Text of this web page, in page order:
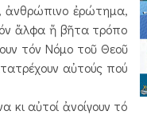
ἀνθρώπινο ἐρώτημα,
ἄλφα ἤ βῆτα τρόπο
τόν Νόμο τοῦ Θεοῦ
αὐτούς πού
κι αὐτοί ἀνοίγουν τό